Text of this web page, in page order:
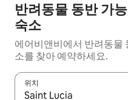
반려동물 동반 가
숙소
에어비앤비에서 반려동물
소를 찾아 예약하세요.
위치
결과가 나오면 위·아래 화